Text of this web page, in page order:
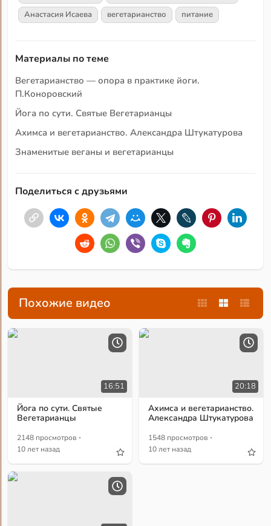
Анастасия Исаева
вегетарианство питание
Материалы по теме
Вегетарианство — опора в практике йоги.
П.Коноровский
Йога по сути. Святые Вегетарианцы
Ахимса и вегетарианство. Александра Штукатурова
Знаменитые веганы и вегетарианцы
Поделиться с друзьями
Похожие видео
16:51
Йога по сути. Святые
Вегетарианцы
2148 просмотров ·
10 лет назад
20:18
Ахимса и вегетарианство.
Александра Штукатурова
1548 просмотров ·
10 лет назад